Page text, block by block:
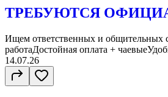
ТРЕБУЮТСЯ
Ищем ответственных и общительных
работаДостойная оплата +
14.07.26